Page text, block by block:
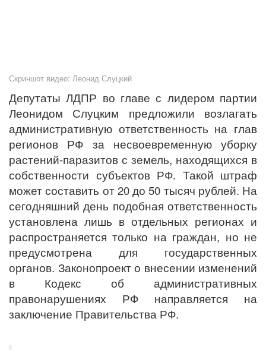
Скриншот видео: Леонид Слуцкий
Депутаты ЛДПР во главе с лидером партии
Леонидом Слуцким предложили возлагать
административную ответственность на глав
регионов РФ за несвоевременную уборку
растений-паразитов с земель, находящихся в
собственности субъектов РФ. Такой штраф
может составить от 20 до 50 тысяч рублей. На
сегодняшний день подобная ответственность
установлена лишь в отдельных регионах и
распространяется только на граждан, но не
предусмотрена для государственных
органов. Законопроект о внесении изменений
в Кодекс об административных
правонарушениях РФ направляется на
заключение Правительства РФ.